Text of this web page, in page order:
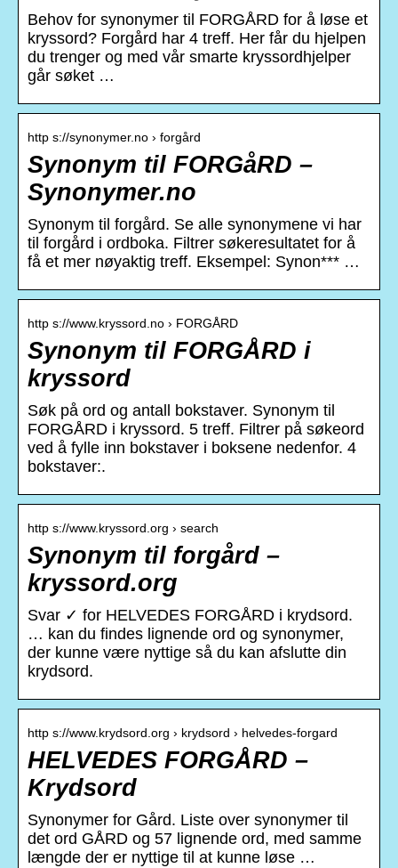
Behov for synonymer til FORGÅRD for å løse et
kryssord? Forgård har 4 treff. Her får du hjelpen
du trenger og med vår smarte kryssordhjelper
går søket …
http s://synonymer.no › forgård
Synonym til FORGåRD –
Synonymer.no
Synonym til forgård. Se alle synonymene vi har
til forgård i ordboka. Filtrer søkeresultatet for å
få et mer nøyaktig treff. Eksempel: Synon*** …
http s://www.kryssord.no › FORGÅRD
Synonym til FORGÅRD i
kryssord
Søk på ord og antall bokstaver. Synonym til
FORGÅRD i kryssord. 5 treff. Filtrer på søkeord
ved å fylle inn bokstaver i boksene nedenfor. 4
bokstaver:.
http s://www.kryssord.org › search
Synonym til forgård –
kryssord.org
Svar ✓ for HELVEDES FORGÅRD i krydsord.
… kan du findes lignende ord og synonymer,
der kunne være nyttige så du kan afslutte din
krydsord.
http s://www.krydsord.org › krydsord › helvedes-forgard
HELVEDES FORGÅRD –
Krydsord
Synonymer for Gård. Liste over synonymer til
det ord GÅRD og 57 lignende ord, med samme
længde der er nyttige til at kunne løse …